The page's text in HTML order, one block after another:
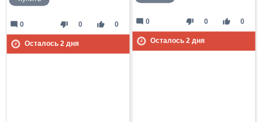
thumb_down 0 thumb_up 0
mode_comment 0
Осталось 2дня
thumb_down 0 thumb_up 0
mode_comment 0
Осталось 2дня